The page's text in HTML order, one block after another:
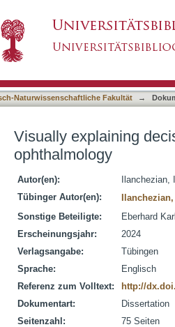
Naturwissenschaftliche Fakultät →
Visually explaining
ophthalmology
Autor(en):
Ilanchezian,
Tübinger Autor(en):
Sonstige Beteiligte:
Eberhard
Erscheinungsjahr:
2024
Verlagsangabe:
Tübingen
Sprache:
Englisch
Referenz zum Volltext:
http://
Dokumentart:
Dissertation
Seitenzahl:
75 Seiten